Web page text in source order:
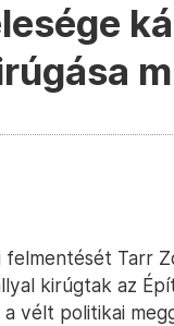
felmentését Tarr
kirúgtak az
vélt politikai